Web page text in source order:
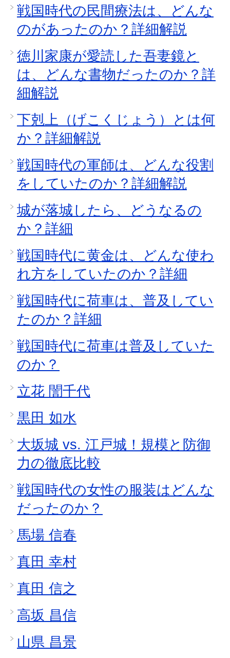
戦国時代の民間療法は、どんな
のがあったのか？詳細解説
徳川家康が愛読した吾妻鏡と
は、どんな書物だったのか？詳
細解説
下剋上（げこくじょう）とは何
か？詳細解説
戦国時代の軍師は、どんな役割
をしていたのか？詳細解説
城が落城したら、どうなるの
か？詳細
戦国時代に黄金は、どんな使わ
れ方をしていたのか？詳細
戦国時代に荷車は、普及してい
たのか？詳細
戦国時代に荷車は普及していた
のか？
立花 誾千代
黒田 如水
大坂城 vs. 江戸城！規模と防御
力の徹底比較
戦国時代の女性の服装はどんな
だったのか？
馬場 信春
真田 幸村
真田 信之
高坂 昌信
山県 昌景